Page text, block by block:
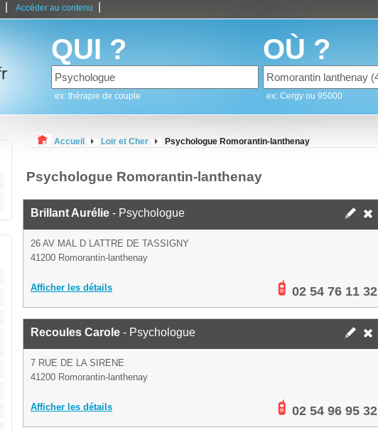
Accéder au contenu
QUI ?
ex: thérapie de couple
OÙ ?
ex: Cergy ou 95000
Accueil Loir et Cher Psychologue Romorantin-lanthenay
Psychologue Romorantin-lanthenay
Brillant Aurélie - Psychologue
26 AV MAL D LATTRE DE TASSIGNY
41200 Romorantin-lanthenay
Afficher les détails 02 54 76 11 32
Recoules Carole - Psychologue
7 RUE DE LA SIRENE
41200 Romorantin-lanthenay
Afficher les détails 02 54 96 95 32